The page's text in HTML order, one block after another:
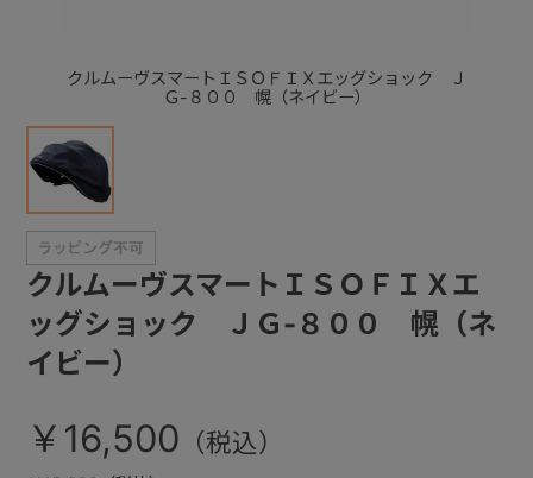
クルムーヴスマートＩＳＯＦＩＸエッグショック Ｊ
Ｇ-８００ 幌（ネイビー）
クルムーヴスマートＩＳＯＦＩＸエ
ッグショック ＪＧ-８００ 幌（ネ
イビー）
￥16,500